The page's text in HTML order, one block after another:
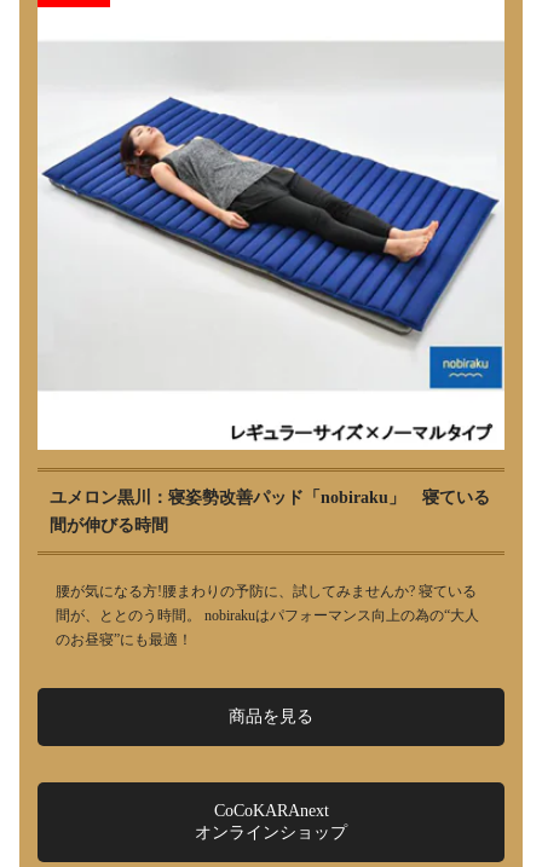
ユメロン黒川：寝姿勢改善パッド「nobiraku」 寝ている
間が伸びる時間
腰が気になる方!腰まわりの予防に、試してみませんか? 寝ている
間が、ととのう時間。 nobirakuはパフォーマンス向上の為の“大人
のお昼寝”にも最適！
商品を見る
CoCoKARAnext
オンラインショップ